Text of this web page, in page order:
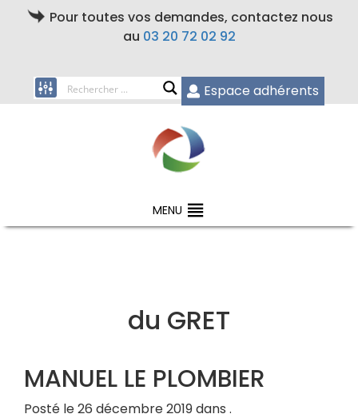
Pour toutes vos demandes, contactez nous
au 03 20 72 02 92
Espace adhérents
MENU
du GRET
MANUEL LE PLOMBIER
Posté le 26 décembre 2019 dans .